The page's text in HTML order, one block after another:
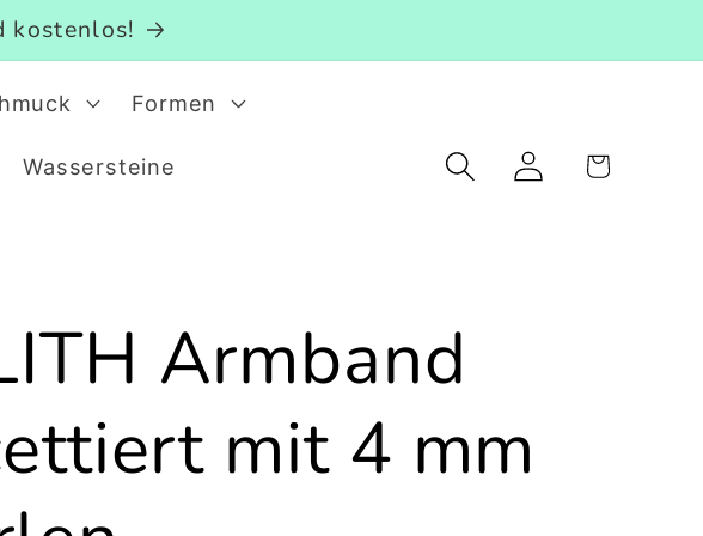
Formen
Wassersteine EinloggenWarenkorb
Armband
mit 4 mm